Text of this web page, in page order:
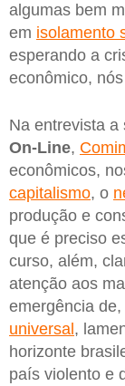
algumas bem
em isolamento
esperando a
econômico,
Na entrevista a
On-Line,
econômicos,
capitalismo, o
produção e
que é preciso
curso, além,
atenção aos
emergência
universal,
horizonte
país violento e